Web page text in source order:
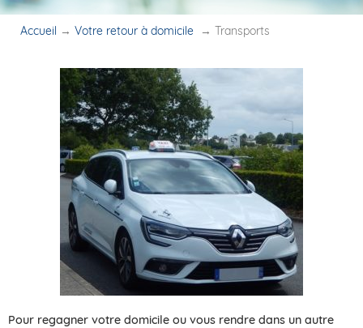
Accueil → Votre retour à domicile → Transports
Pour regagner votre domicile ou vous rendre dans un autre